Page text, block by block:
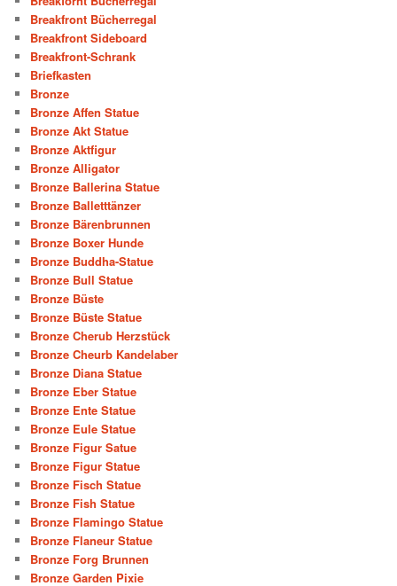
Breakfront Bücherregal
Breakfront Sideboard
Breakfront-Schrank
Briefkasten
Bronze
Bronze Affen Statue
Bronze Akt Statue
Bronze Aktfigur
Bronze Alligator
Bronze Ballerina Statue
Bronze Balletttänzer
Bronze Bärenbrunnen
Bronze Boxer Hunde
Bronze Buddha-Statue
Bronze Bull Statue
Bronze Büste
Bronze Büste Statue
Bronze Cherub Herzstück
Bronze Cheurb Kandelaber
Bronze Diana Statue
Bronze Eber Statue
Bronze Ente Statue
Bronze Eule Statue
Bronze Figur Satue
Bronze Figur Statue
Bronze Fisch Statue
Bronze Fish Statue
Bronze Flamingo Statue
Bronze Flaneur Statue
Bronze Forg Brunnen
Bronze Garden Pixie